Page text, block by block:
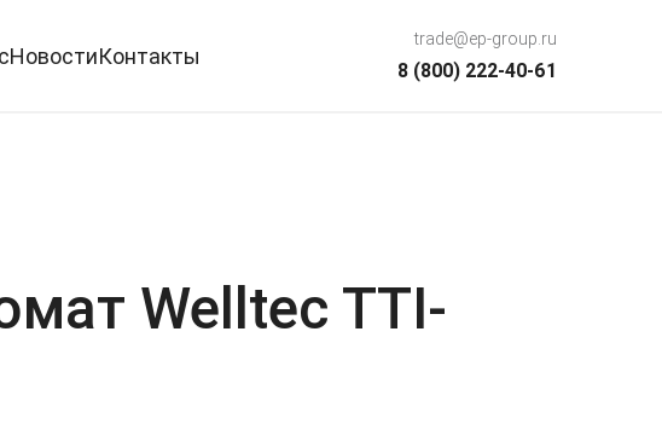
НовостиКонтакты
trade@ep-group.ru
8 (800) 222-40-61
Welltec TTI-